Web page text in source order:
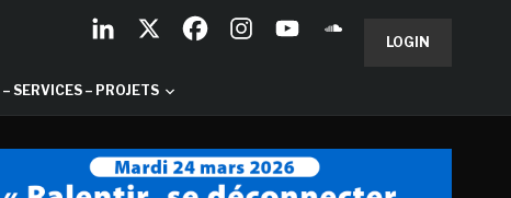
LOGIN
SERVICES – PROJETS